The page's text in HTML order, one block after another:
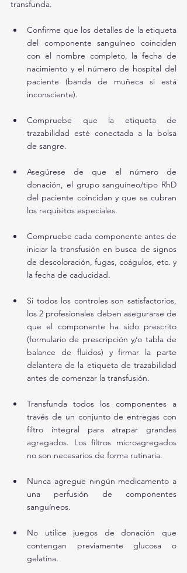
transfunda.
Confirme que los detalles de la etiqueta
del componente sanguíneo coinciden
con el nombre completo, la fecha de
nacimiento y el número de hospital del
paciente (banda de muñeca si está
inconsciente).
Compruebe que la etiqueta de
trazabilidad esté conectada a la bolsa
de sangre.
Asegúrese de que el número de
donación, el grupo sanguíneo/tipo RhD
del paciente coincidan y que se cubran
los requisitos especiales.
Compruebe cada componente antes de
iniciar la transfusión en busca de signos
de descoloración, fugas, coágulos, etc. y
la fecha de caducidad.
Si todos los controles son satisfactorios,
los 2 profesionales deben asegurarse de
que el componente ha sido prescrito
(formulario de prescripción y/o tabla de
balance de fluidos) y firmar la parte
delantera de la etiqueta de trazabilidad
antes de comenzar la transfusión.
Transfunda todos los componentes a
través de un conjunto de entregas con
filtro integral para atrapar grandes
agregados. Los filtros microagregados
no son necesarios de forma rutinaria.
Nunca agregue ningún medicamento a
una perfusión de componentes
sanguíneos.
No utilice juegos de donación que
contengan previamente glucosa o
gelatina.